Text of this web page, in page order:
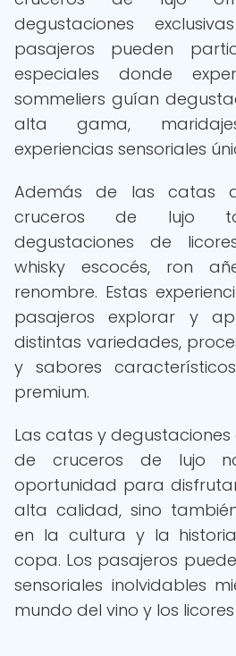
degustaciones
pasajeros pueden
especiales donde
sommeliers guían
alta gama,
experiencias sensoriales
Además de las catas
cruceros de lujo
degustaciones de
whisky escocés, ron
renombre. Estas
pasajeros explorar y
distintas variedades,
y sabores
premium.
Las catas y
de cruceros de lujo
oportunidad para
alta calidad, sino
en la cultura y la
copa. Los pasajeros
sensoriales inolvidables
mundo del vino y los